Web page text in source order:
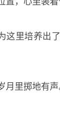
这里培养出
里掷地有声